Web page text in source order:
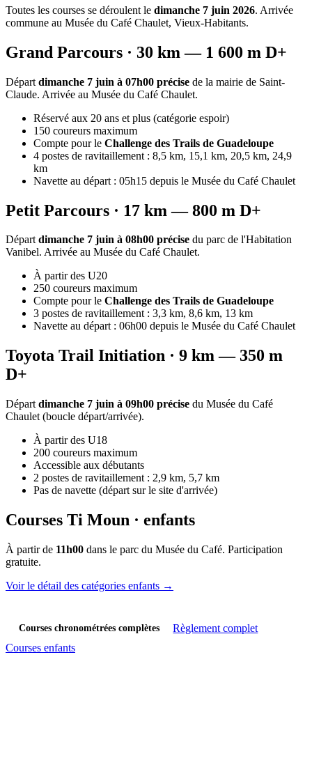
Toutes les courses se déroulent le dimanche 7 juin 2026. Arrivée
commune au Musée du Café Chaulet, Vieux-Habitants.
Grand Parcours · 30 km — 1 600 m D+
Départ dimanche 7 juin à 07h00 précise de la mairie de Saint-
Claude. Arrivée au Musée du Café Chaulet.
Réservé aux 20 ans et plus (catégorie espoir)
150 coureurs maximum
Compte pour le Challenge des Trails de Guadeloupe
4 postes de ravitaillement : 8,5 km, 15,1 km, 20,5 km, 24,9
km
Navette au départ : 05h15 depuis le Musée du Café Chaulet
Petit Parcours · 17 km — 800 m D+
Départdimanche 7 juin à 08h00 précise du parc de l'Habitation
Vanibel. Arrivée au Musée du Café Chaulet.
À partir des U20
250 coureurs maximum
Compte pour le Challenge des Trails de Guadeloupe
3 postes de ravitaillement : 3,3 km, 8,6 km, 13 km
Navette au départ : 06h00 depuis le Musée du Café Chaulet
Toyota Trail Initiation · 9 km — 350 m
D+
Départ dimanche 7 juin à 09h00 précise du Musée du Café
Chaulet (boucle départ/arrivée).
À partir des U18
200 coureurs maximum
Accessible aux débutants
2 postes de ravitaillement : 2,9 km, 5,7 km
Pas de navette (départ sur le site d'arrivée)
Courses Ti Moun · enfants
À partir de 11h00 dans le parc du Musée du Café. Participation
gratuite.
Voir le détail des catégories enfants →
Courses chronométrées complètes
Règlement complet
Courses enfants